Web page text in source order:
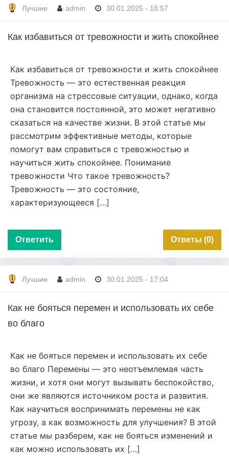
Лучшие admin 30.01.2025 - 18:57
Как избавиться от тревожности и жить спокойнее
Как избавиться от тревожности и жить спокойнее
Тревожность — это естественная реакция
организма на стрессовые ситуации, однако, когда
она становится постоянной, это может негативно
сказаться на качестве жизни. В этой статье мы
рассмотрим эффективные методы, которые
помогут вам справиться с тревожностью и
научиться жить спокойнее. Понимание
тревожности Что такое тревожность?
Тревожность — это состояние,
характеризующееся […]
Ответить Ответы (0)
Лучшие admin 30.01.2025 - 17:04
Как не бояться перемен и использовать их себе
во благо
Как не бояться перемен и использовать их себе
во благо Перемены — это неотъемлемая часть
жизни, и хотя они могут вызывать беспокойство,
они же являются источником роста и развития.
Как научиться воспринимать перемены не как
угрозу, а как возможность для улучшения? В этой
статье мы разберем, как не бояться изменений и
как можно использовать их […]